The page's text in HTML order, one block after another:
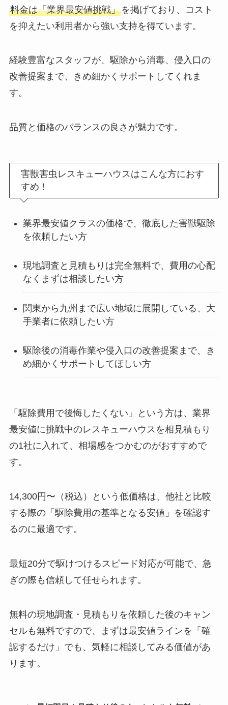
料金は「業界最安値挑戦」を掲げており、コスト
を抑えたい利用者から強い支持を得ています。
経験豊富なスタッフが、駆除から消毒、侵入口の
改善提案まで、きめ細かくサポートしてくれま
す。
品質と価格のバランスの良さが魅力です。
害獣害虫レスキューハウスはこんな方におす
すめ！
業界最安値クラスの価格で、徹底した害獣駆除
を依頼したい方
現地調査と見積もりは完全無料で、費用の心配
なくまずは相談したい方
関東から九州まで広い地域に展開している、大
手業者に依頼したい方
駆除後の消毒作業や侵入口の改善提案まで、き
め細かくサポートしてほしい方
「駆除費用で後悔したくない」という方は、業界
最安値に挑戦中のレスキューハウスを相見積もり
の1社に入れて、相場感をつかむのがおすすめで
す。
14,300円〜（税込）という低価格は、他社と比較
する際の「駆除費用の基準となる安値」を確認す
るのに最適です。
最短20分で駆けつけるスピード対応が可能で、急
ぎの際も信頼して任せられます。
無料の現地調査・見積もりを依頼した後のキャン
セルも無料ですので、まずは最安値ラインを「確
認するだけ」でも、気軽に相談してみる価値があ
ります。